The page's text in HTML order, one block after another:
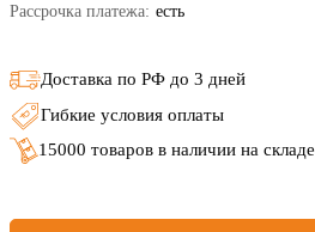
Рассрочка платежа: есть
Доставка по РФ до 3 дней
Гибкие условия оплаты
15000 товаров в наличии на складе